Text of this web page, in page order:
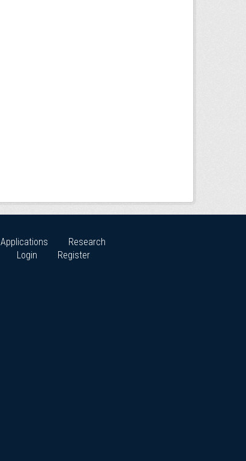
Applications
Research
Login Register